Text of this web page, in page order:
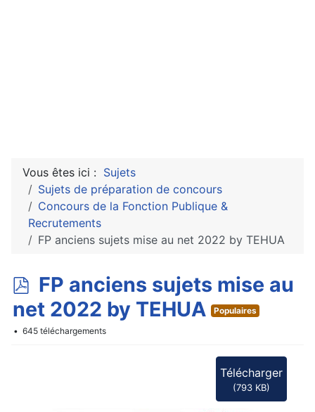
Vous êtes ici : Sujets
Sujets de préparation de concours
Concours de la Fonction Publique &
Recrutements
FP anciens sujets mise au net 2022 by TEHUA
p
d
f
FP anciens sujets mise au
net 2022 by TEHUA
Populaires
645 téléchargements
Télécharger
(793 KB)